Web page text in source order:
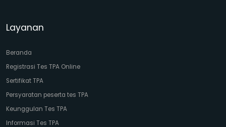
Layanan
Beranda
Registrasi Tes TPA Online
Sertifikat TPA
Persyaratan peserta tes TPA
Keunggulan Tes TPA
Informasi Tes TPA